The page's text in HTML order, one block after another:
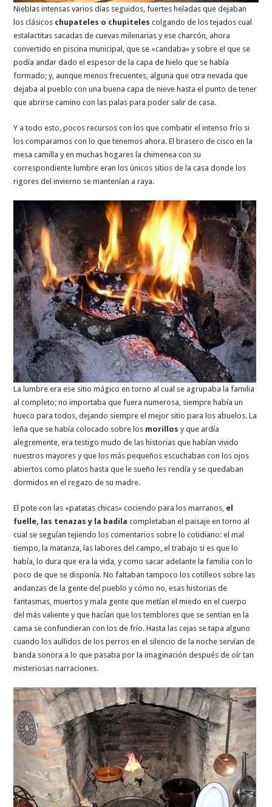
Nieblas intensas varios días seguidos, fuertes heladas que dejaban
los clásicos chupateles o chupiteles colgando de los tejados cual
estalactitas sacadas de cuevas milenarias y ese charcón, ahora
convertido en piscina municipal, que se «candaba» y sobre el que se
podía andar dado el espesor de la capa de hielo que se había
formado; y, aunque menos frecuentes, alguna que otra nevada que
dejaba al pueblo con una buena capa de nieve hasta el punto de tener
que abrirse camino con las palas para poder salir de casa.
Y a todo esto, pocos recursos con los que combatir el intenso frío si
los comparamos con lo que tenemos ahora. El brasero de cisco en la
mesa camilla y en muchas hogares la chimenea con su
correspondiente lumbre eran los únicos sitios de la casa donde los
rigores del invierno se mantenían a raya.
La lumbre era ese sitio mágico en torno al cual se agrupaba la familia
al completo; no importaba que fuera numerosa, siempre había un
hueco para todos, dejando siempre el mejor sitio para los abuelos. La
leña que se había colocado sobre los morillos y que ardía
alegremente, era testigo mudo de las historias que habían vivido
nuestros mayores y que los más pequeños escuchaban con los ojos
abiertos como platos hasta que le sueño les rendía y se quedaban
dormidos en el regazo de su madre.
El pote con las «patatas chicas» cociendo para los marranos, el
fuelle, las tenazas y la badilacompletaban el paisaje en torno al
cual se seguían tejiendo los comentarios sobre lo cotidiano: el mal
tiempo, la matanza, las labores del campo, el trabajo si es que lo
había, lo dura que era la vida, y como sacar adelante la familia con lo
poco de que se disponía. No faltaban tampoco los cotilleos sobre las
andanzas de la gente del pueblo y cómo no, esas historias de
fantasmas, muertos y mala gente que metían el miedo en el cuerpo
del más valiente y que hacían que los temblores que se sentían en la
cama se confundieran con los de frío. Hasta las cejas se tapa alguno
cuando los aullidos de los perros en el silencio de la noche servían de
banda sonora a lo que pasaba por la imaginación después de oír tan
misteriosas narraciones.